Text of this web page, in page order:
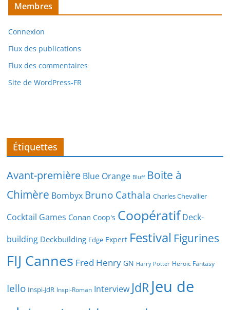
Membres
Connexion
Flux des publications
Flux des commentaires
Site de WordPress-FR
Étiquettes
Avant-première Blue Orange Bluff Boite à
Chimère Bombyx Bruno Cathala Charles Chevallier
Cocktail Games Conan Coop's Coopératif Deck-
building Deckbuilding Edge Expert Festival Figurines
FIJ Cannes Fred Henry GN Harry Potter Heroic Fantasy
Iello Inspi-JdR Inspi-Roman Interview JdRJeu de